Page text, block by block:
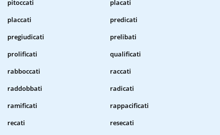
pitoccati
placati
placcati
predicati
pregiudicati
prelibati
prolificati
qualificati
rabboccati
raccati
raddobbati
radicati
ramificati
rappacificati
recati
resecati